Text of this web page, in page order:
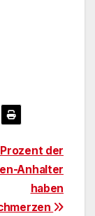
der
Anhalter
haben